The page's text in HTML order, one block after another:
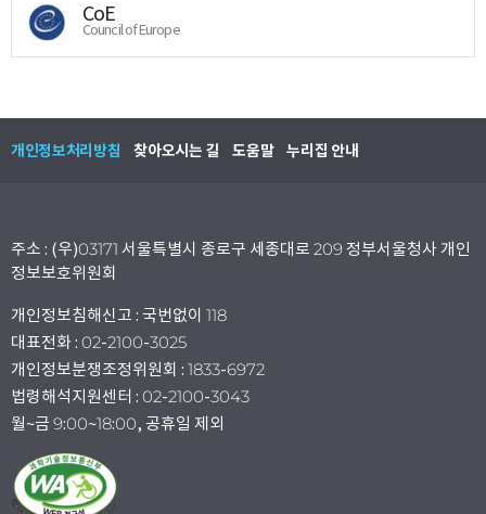
CoE
Council of Europe
개인정보처리방침 찾아오시는 길 도움말 누리집 안내
주소 : (우)03171 서울특별시 종로구 세종대로 209 정부서울청사 개인
정보보호위원회
개인정보침해신고 : 국번없이 118
대표전화 : 02-2100-3025
개인정보분쟁조정위원회 : 1833-6972
법령해석지원센터 : 02-2100-3043
월~금 9:00~18:00, 공휴일 제외